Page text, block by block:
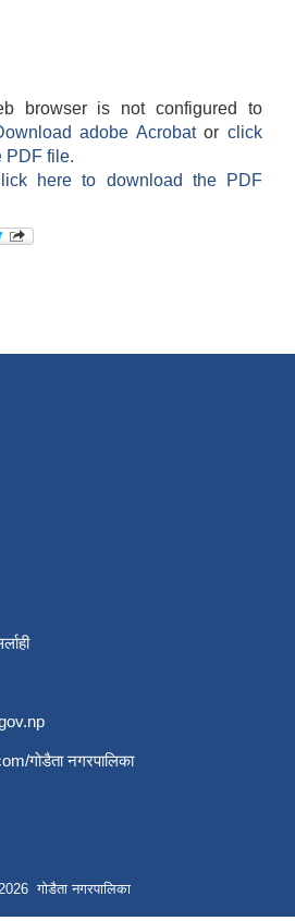
browser is not configured to
adobe Acrobatorclick
PDF file.
here to download the PDF
गोडैता नगरपालिका
गोडैता नगरपालिका